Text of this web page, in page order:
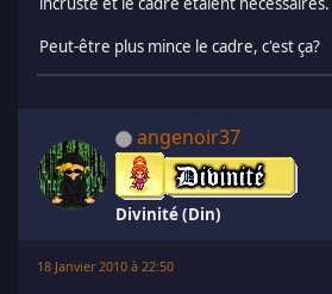
Peut-être plus mince le cadre, c'est ça?
angenoir37
Divinité (Din)
18 Janvier 2010 à 22:50